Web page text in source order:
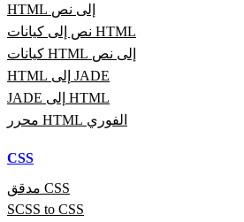
HTML إلى نص
نص إلى كيانات HTML
كيانات HTML إلى نص
HTML إلى JADE
JADE إلى HTML
محرر HTML الفوري
CSS
مدقق CSS
SCSS to CSS